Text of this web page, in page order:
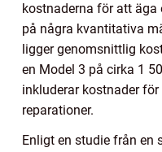
kostnaderna för att äga
på några kvantitativa
ligger genomsnittlig
en Model 3 på cirka 1
inkluderar kostnader
reparationer.
Enligt en studie från en